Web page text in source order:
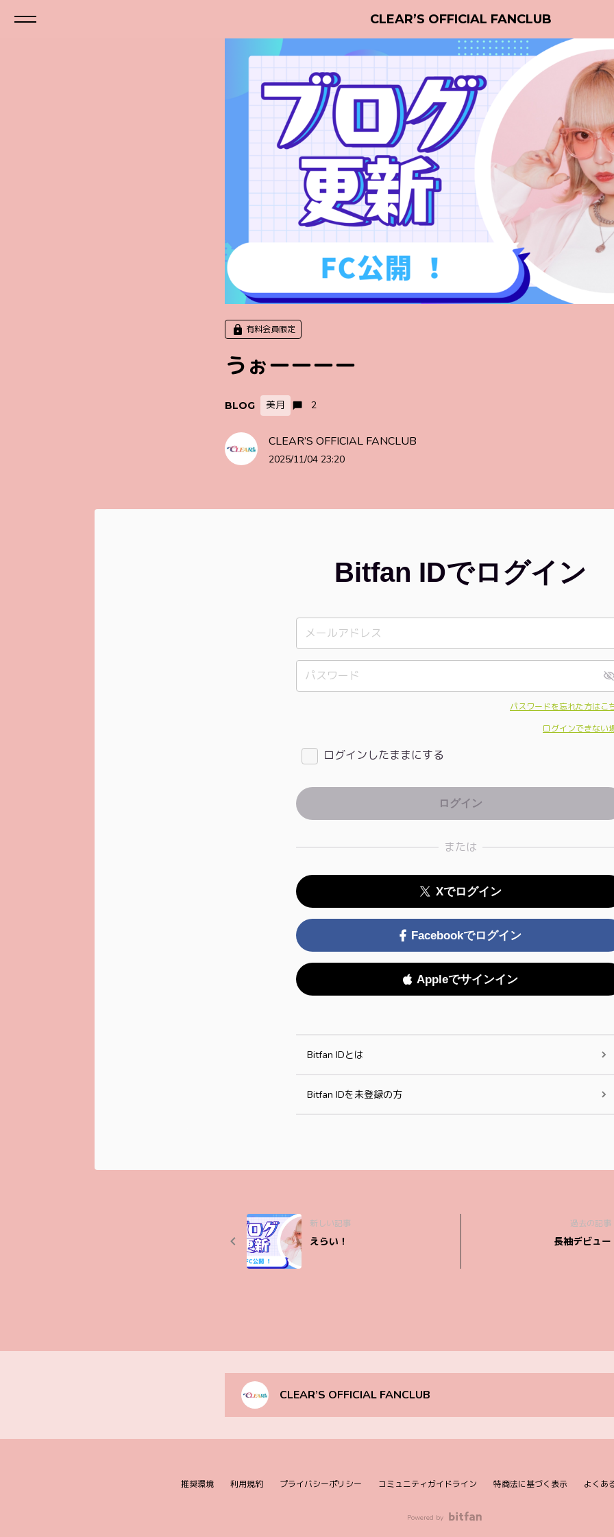
CLEAR’S OFFICIAL FANCLUB
有料会員限定
うぉーーーー
BLOG 美月 2
CLEAR’S OFFICIAL FANCLUB
2025/11/04 23:20
Bitfan IDでログイン
パスワードを忘れた方はこ
ログインできない
ログインしたままにする
または
Xでログイン
Facebookでログイン
Appleでサインイン
Bitfan IDとは
Bitfan IDを未登録の方
新しい記事
えらい！
過去の記事
長袖デビュー
CLEAR’S OFFICIAL FANCLUB
推奨環境 利用規約 プライバシーポリシー コミュニティガイドライン 特商法に基づく表示 よくあ
Powered by